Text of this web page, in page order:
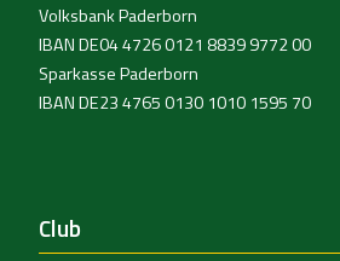
Volksbank Paderborn
IBAN DE04 4726 0121 8839 9772 00
Sparkasse Paderborn
IBAN DE23 4765 0130 1010 1595 70
Club